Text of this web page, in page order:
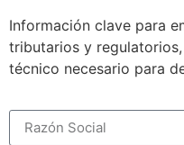
Información clave para
tributarios y
técnico necesario para